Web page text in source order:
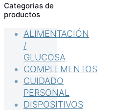
Categorias de
productos
ALIMENTACIÓN
/
GLUCOSA
COMPLEMENTOS
CUIDADO
PERSONAL
DISPOSITIVOS